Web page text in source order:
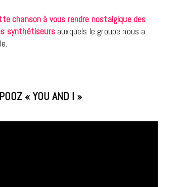
chanson à vous rendre nostalgique des
synthétiseursauxquels le groupe nous a
« YOU AND I »